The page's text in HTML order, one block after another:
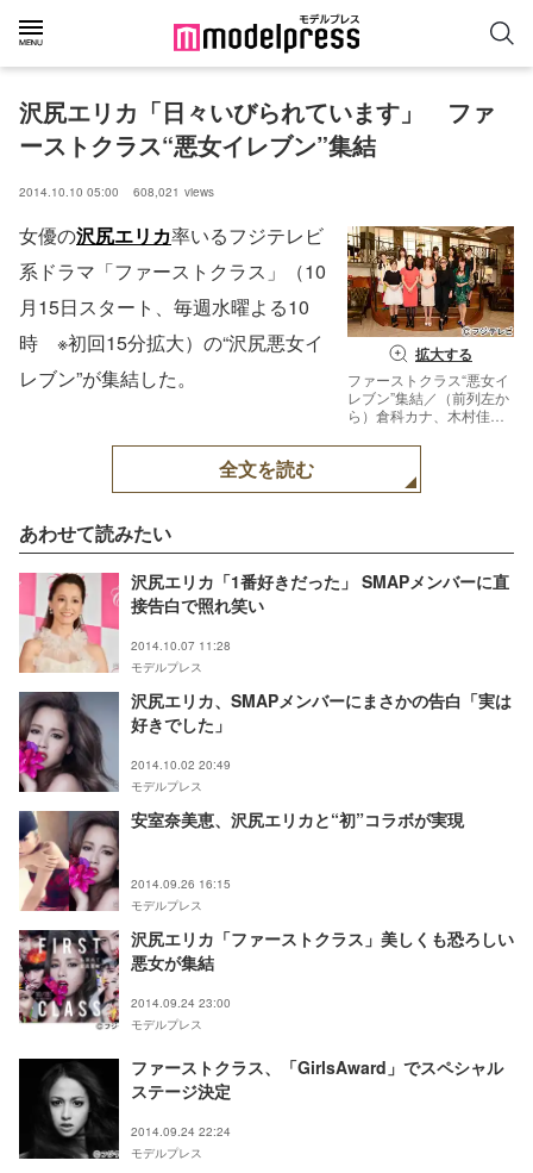
沢尻エリカ「日々いびられています」　ファ
ーストクラス“悪女イレブン”集結
2014.10.10 05:00 608,021 views
拡大する
ファーストクラス“悪女イ
レブン”集結／（前列左か
ら）倉科カナ、木村佳
リ、余貴美子（後列左か
和子、ともさかりえ、シ
女優の沢尻エリカ率いるフジテレビ
系ドラマ「ファーストクラス」（10
月15日スタート、毎週水曜よる10
時 ※初回15分拡大）の“沢尻悪女イ
レブン”が集結した。
全文を読む
あわせて読みたい
沢尻エリカ「1番好きだった」 SMAPメンバーに直
接告白で照れ笑い
2014.10.07 11:28
モデルプレス
沢尻エリカ、SMAPメンバーにまさかの告白「実は
好きでした」
2014.10.02 20:49
モデルプレス
安室奈美恵、沢尻エリカと“初”コラボが実現
2014.09.26 16:15
モデルプレス
沢尻エリカ「ファーストクラス」美しくも恐ろしい
悪女が集結
2014.09.24 23:00
モデルプレス
ファーストクラス、「GirlsAward」でスペシャル
ステージ決定
2014.09.24 22:24
モデルプレス